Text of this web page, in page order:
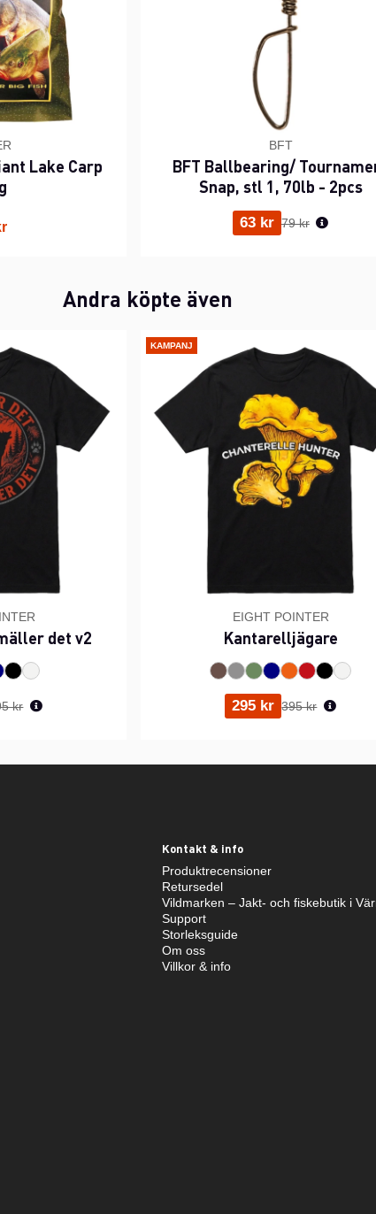
Lake Carp
BFT
BFT Ballbearing/
Snap, stl 1, 70lb - 2pcs
63 kr Ordinarie pris:
79 kr
Andra köpte även
det v2
pris:
kr
KAMPANJ
EIGHT POINTER
Kantarelljägare
295 kr Ordinarie pris:
395 kr
Kontakt & info
Produktrecensioner
Retursedel
Vildmarken – Jakt- och fiskebutik i
Support
Storleksguide
Om oss
Villkor & info